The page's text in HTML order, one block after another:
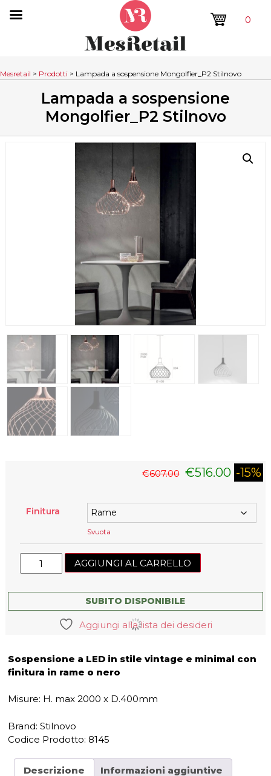
0
Mesretail > Prodotti > Lampada a sospensione Mongolfier_P2 Stilnovo
Lampada a sospensione
Mongolfier_P2 Stilnovo
€607.00 €516.00 -15%
Finitura
Svuota
Lampada
a
Mongolfier_P2
Stilnovo
AGGIUNGI AL CARRELLO
SUBITO DISPONIBILE
Aggiungi alla lista dei desideri
Sospensione a LED in stile vintage e minimal con
finitura in rame o nero
Misure: H. max 2000 x D.400mm
Brand: Stilnovo
Codice Prodotto: 8145
Descrizione Informazioni aggiuntive